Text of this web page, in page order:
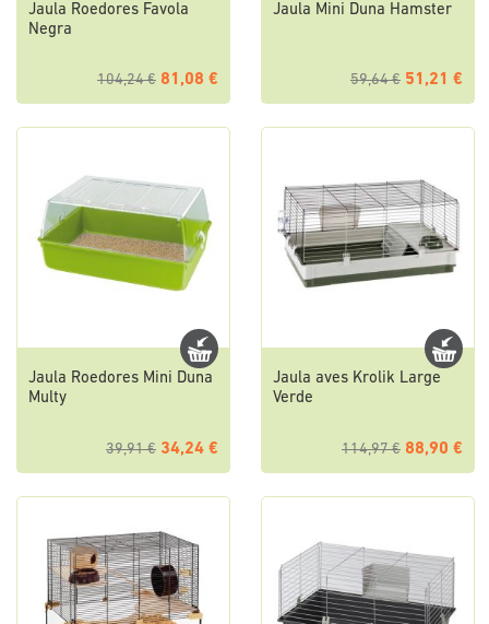
Jaula Roedores Favola
Negra
104,24 € 81,08 €
Jaula Mini Duna Hamster
59,64 € 51,21 €
Jaula Roedores Mini Duna
Multy
39,91 € 34,24 €
Jaula aves Krolik Large
Verde
114,97 € 88,90 €